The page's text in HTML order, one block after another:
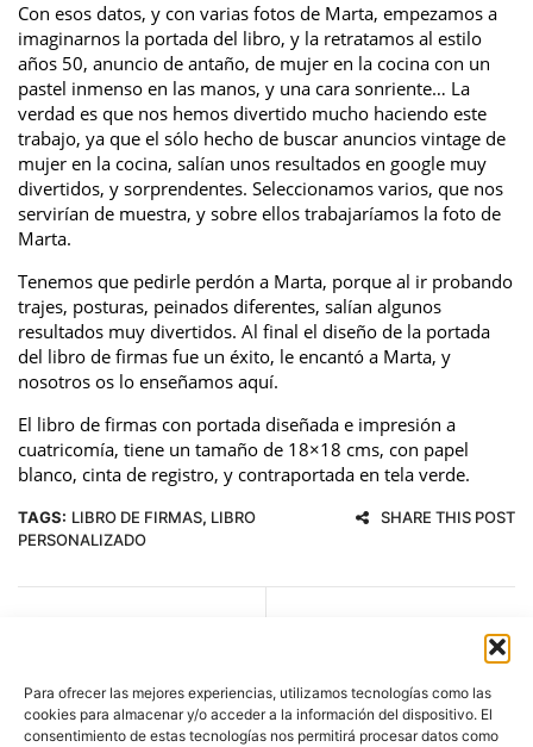
Para ofrecer las mejores experiencias, utilizamos tecnologías como las
cookies para almacenar y/o acceder a la información del dispositivo. El
consentimiento de estas tecnologías nos permitirá procesar datos como
Con esos datos, y con varias fotos de Marta, empezamos a
imaginarnos la portada del libro, y la retratamos al estilo
años 50, anuncio de antaño, de mujer en la cocina con un
pastel inmenso en las manos, y una cara sonriente… La
verdad es que nos hemos divertido mucho haciendo este
trabajo, ya que el sólo hecho de buscar anuncios vintage de
mujer en la cocina, salían unos resultados en google muy
divertidos, y sorprendentes. Seleccionamos varios, que nos
servirían de muestra, y sobre ellos trabajaríamos la foto de
Marta.
Tenemos que pedirle perdón a Marta, porque al ir probando
trajes, posturas, peinados diferentes, salían algunos
resultados muy divertidos. Al final el diseño de la portada
del libro de firmas fue un éxito, le encantó a Marta, y
nosotros os lo enseñamos aquí.
El libro de firmas con portada diseñada e impresión a
cuatricomía, tiene un tamaño de 18×18 cms, con papel
blanco, cinta de registro, y contraportada en tela verde.
TAGS: LIBRO DE FIRMAS, LIBRO
PERSONALIZADO
SHARE THIS POST